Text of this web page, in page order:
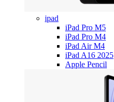
ipad
iPad Pro M5
iPad Pro M4
iPad Air M4
iPad A16 2025
Apple Pencil